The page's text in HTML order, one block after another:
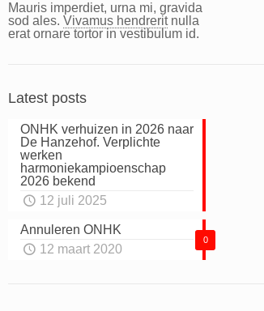
Mauris imperdiet, urna mi, gravida
sod ales. Vivamus hendreritnulla
erat ornare tortor in vestibulum id.
Latest posts
ONHK verhuizen in 2026 naar
De Hanzehof. Verplichte
werken
harmoniekampioenschap
2026 bekend
12 juli 2025
0
Annuleren ONHK
12 maart 2020